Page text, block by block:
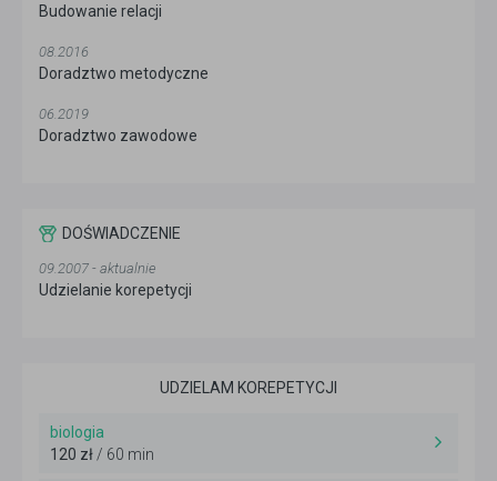
Budowanie relacji
08.2016
Doradztwo metodyczne
06.2019
Doradztwo zawodowe
DOŚWIADCZENIE
09.2007 - aktualnie
Udzielanie korepetycji
UDZIELAM KOREPETYCJI
biologia
120 zł/ 60 min